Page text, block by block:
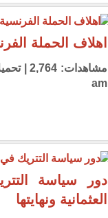
اهلاف الحملة
am
دور سياسة
العثمانية ونهايتها